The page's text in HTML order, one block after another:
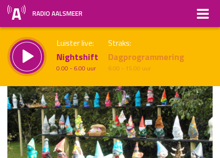
RADIO AALSMEER
Luister live:
Nightshift
0.00 - 6.00 uur
Straks:
Dagprogrammering
6.00 - 15.00 uur
Vorig uur uur 1 van x Volgend uur
Inklappen